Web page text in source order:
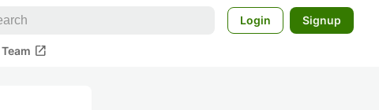
Login Signup
open_in_new